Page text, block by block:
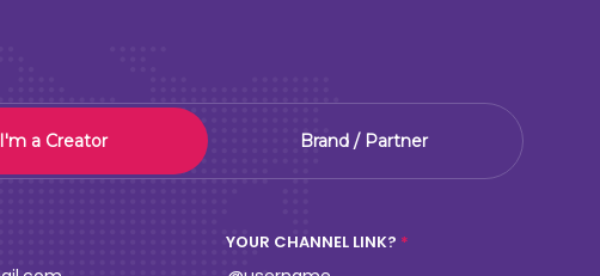
I'm a Creator Brand / Partner
YOUR CHANNEL LINK?